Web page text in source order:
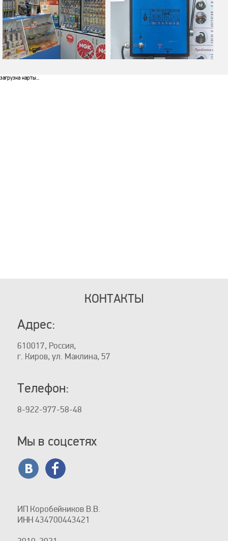
загрузка карты...
КОНТАКТЫ
Адрес:
610017, Россия,
г. Киров, ул. Маклина, 57
Телефон:
8-922-977-58-48
Мы в соцсетях
ИП Коробейников В.В.
ИНН 434700443421